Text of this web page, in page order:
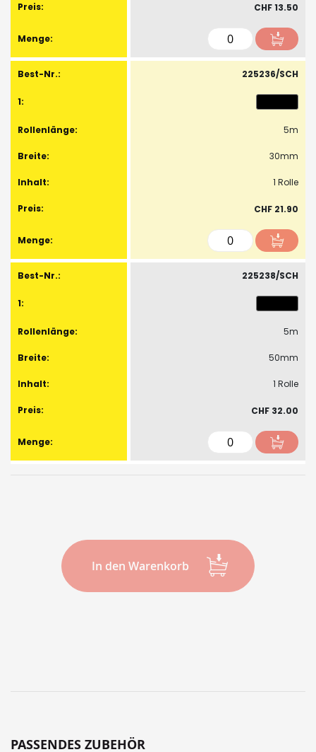
CHF 13.50
225236/SCH
5m
30mm
1 Rolle
CHF 21.90
225238/SCH
5m
50mm
1 Rolle
CHF 32.00
In den Warenkorb
PASSENDES ZUBEHÖR